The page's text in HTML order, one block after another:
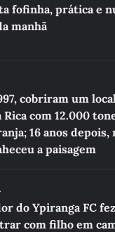
fofinha, prática e
manhã
cobriram um
Rica com 12.000
16 anos
a paisagem
do Ypiranga FC
com filho em